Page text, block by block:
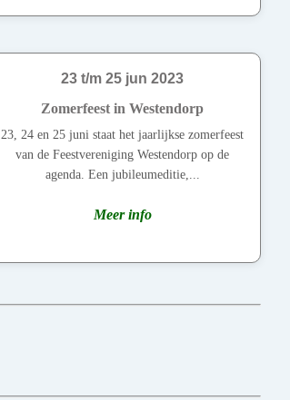
23 t/m 25 jun 2023
Zomerfeest in Westendorp
23, 24 en 25 juni staat het jaarlijkse zomerfeest
van de Feestvereniging Westendorp op de
agenda. Een jubileumeditie,...
Meer info